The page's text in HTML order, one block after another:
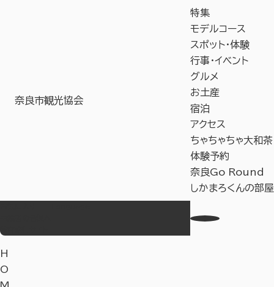
奈良市観光協会
特集
モデルコース
スポット・体験
行事・イベント
グルメ
お土産
宿泊
アクセス
ちゃちゃちゃ大和茶
体験予約
奈良Go Round
しかまろくんの部屋
H
O